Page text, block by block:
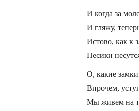
И когда за
И гляжу,
Истово, как к
Песики
О, какие
Впрочем,
Мы живем на